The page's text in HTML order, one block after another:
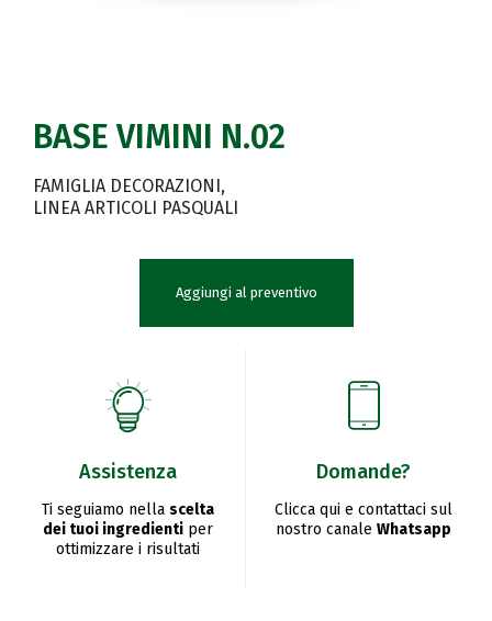
BASE VIMINI N.02
FAMIGLIA DECORAZIONI
LINEA ARTICOLI PASQUALI
Aggiungi al preventivo
Assistenza
Ti seguiamo nella scelta
dei tuoi ingredienti per
ottimizzare i risultati
Domande?
Clicca qui e contattaci sul
nostro canale Whatsapp